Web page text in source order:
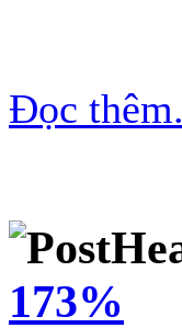
Đọc
173%